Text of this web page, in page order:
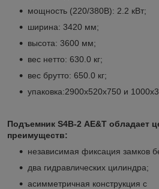
мощность (220/380В): 2.2 кВт;
ширина: 3420 мм;
высота: 3600 мм;
вес нетто: 630.0 кг;
вес брутто: 650.0 кг;
упаковка:2900х520х750 и
Подъемник S4B-2 AE&T обладает
преимуществ:
независимая фиксация замков
два гидравлических цилиндра;
асимметричная конструкция с